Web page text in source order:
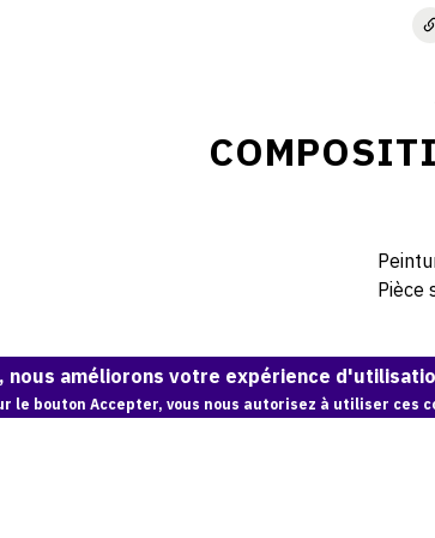
Pièce
nous améliorons votre expérience
le bouton Accepter, vous nous autorisez à utiliser ces